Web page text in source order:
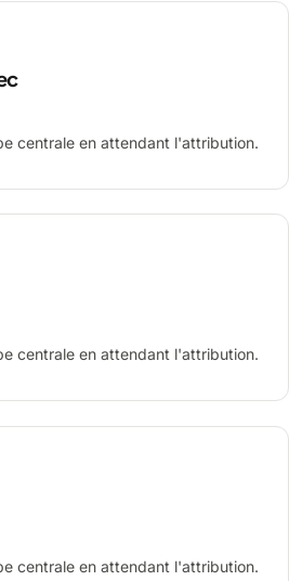
centrale en attendant l'attribution.
centrale en attendant l'attribution.
centrale en attendant l'attribution.